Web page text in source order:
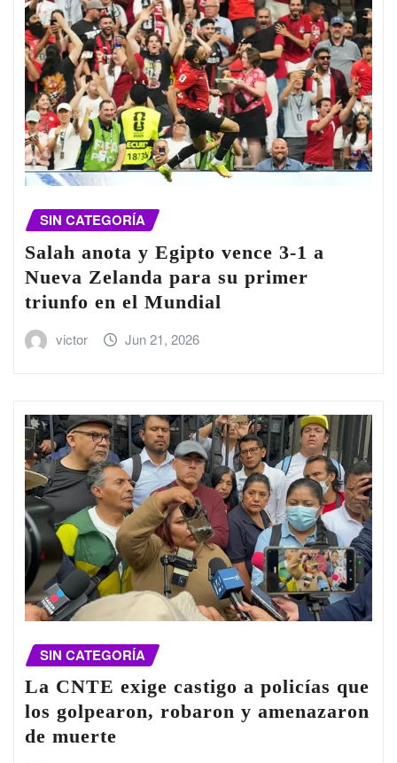
SIN CATEGORÍA
Salah anota y Egipto vence 3-1 a
Nueva Zelanda para su primer
triunfo en el Mundial
victor Jun 21, 2026
SIN CATEGORÍA
La CNTE exige castigo a policías que
los golpearon, robaron y amenazaron
de muerte